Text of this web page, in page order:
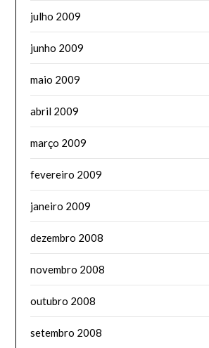
julho 2009
junho 2009
maio 2009
abril 2009
março 2009
fevereiro 2009
janeiro 2009
dezembro 2008
novembro 2008
outubro 2008
setembro 2008